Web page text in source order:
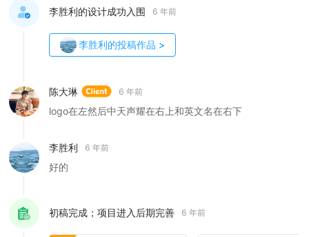
李胜利的设计成功入围 6 年前
李胜利的投稿作品 >
陈大琳 6 年前
logo在左然后中天声耀在右上和英文名在右下
李胜利 6 年前
好的
初稿完成；项目进入后期完善 6 年前